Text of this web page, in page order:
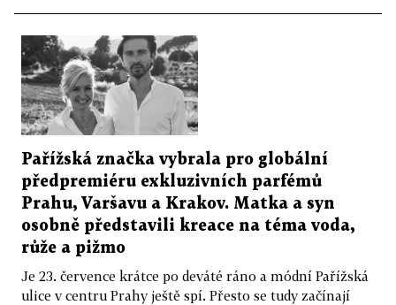
Pařížská značka vybrala pro globální
předpremiéru exkluzivních parfémů
Prahu, Varšavu a Krakov. Matka a syn
osobně představili kreace na téma voda,
růže a pižmo
Je 23. července krátce po deváté ráno a módní Pařížská
ulice v centru Prahy ještě spí. Přesto se tudy začínají